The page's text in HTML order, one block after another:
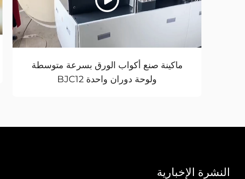
ماكينة صنع أكواب الورق بسرعة متوسطة
ولوحة دوران واحدة BJC12
النشرة الإخبارية